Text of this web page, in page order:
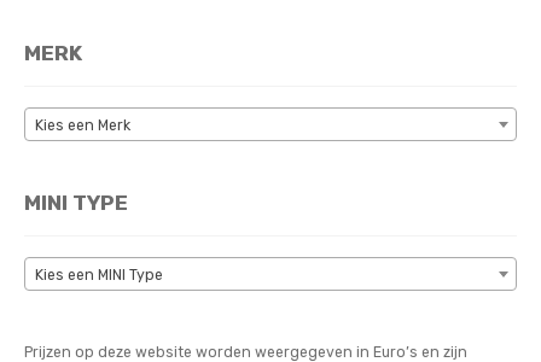
MERK
Kies een Merk
MINI TYPE
Kies een MINI Type
Prijzen op deze website worden weergegeven in Euro’s en zijn